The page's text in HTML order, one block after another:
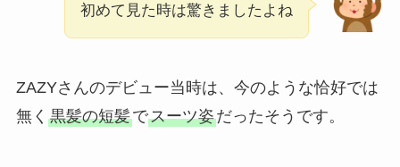
初めて見た時は驚きましたよね
ZAZYさんのデビュー当時は、今のような恰好では
無く 黒髪の短髪でスーツ姿だったそうです。